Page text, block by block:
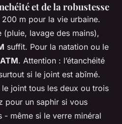
et de la robustesse
200 m pour la vie urbaine.
(pluie, lavage des mains),
suffit. Pour la natation ou le
. Attention : l’étanchéité
si le joint est abîmé.
joint tous les deux ou trois
pour un saphir si vous
- même si le verre minéral